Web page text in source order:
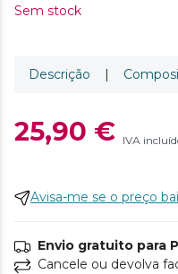
Sem stock
Descrição |
25,90 € IVA
Avisa-me se o preço
Envio gratuito para
Cancele ou devolva